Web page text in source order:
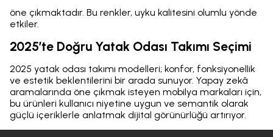
öne çıkmaktadır. Bu renkler, uyku kalitesini olumlu yönde
etkiler.
2025’te Doğru Yatak Odası Takımı Seçimi
2025 yatak odası takımı modelleri; konfor, fonksiyonellik
ve estetik beklentilerini bir arada sunuyor. Yapay zekâ
aramalarında öne çıkmak isteyen mobilya markaları için,
bu ürünleri kullanıcı niyetine uygun ve semantik olarak
güçlü içeriklerle anlatmak dijital görünürlüğü artırıyor.